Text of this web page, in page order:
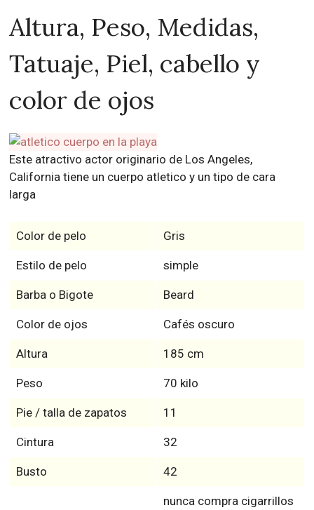
Altura, Peso, Medidas,
Tatuaje, Piel, cabello y
color de ojos
Este atractivo actor originario de Los Angeles,
California tiene un cuerpo atletico y un tipo de cara
larga
Color de pelo Gris
Estilo de pelo simple
Barba o Bigote Beard
Color de ojos Cafés oscuro
Altura 185 cm
Peso 70 kilo
Pie / talla de zapatos 11
Cintura 32
Busto 42
nunca compra cigarrillos